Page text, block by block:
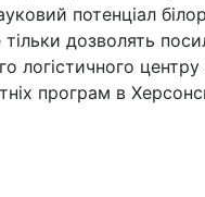
потенціал
дозволять
логістичного
програм в